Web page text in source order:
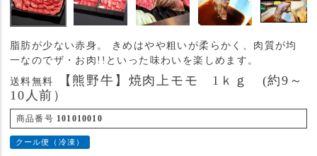
脂肪が少ない赤身。 きめはやや粗いが柔らかく、肉質が均
一なのでザ・お肉!!といった味わいを楽しめます。
送料無料
【熊野牛】焼肉上モモ 1ｋｇ (約9～
10人前）
商品番号 101010010
クール便（冷凍）